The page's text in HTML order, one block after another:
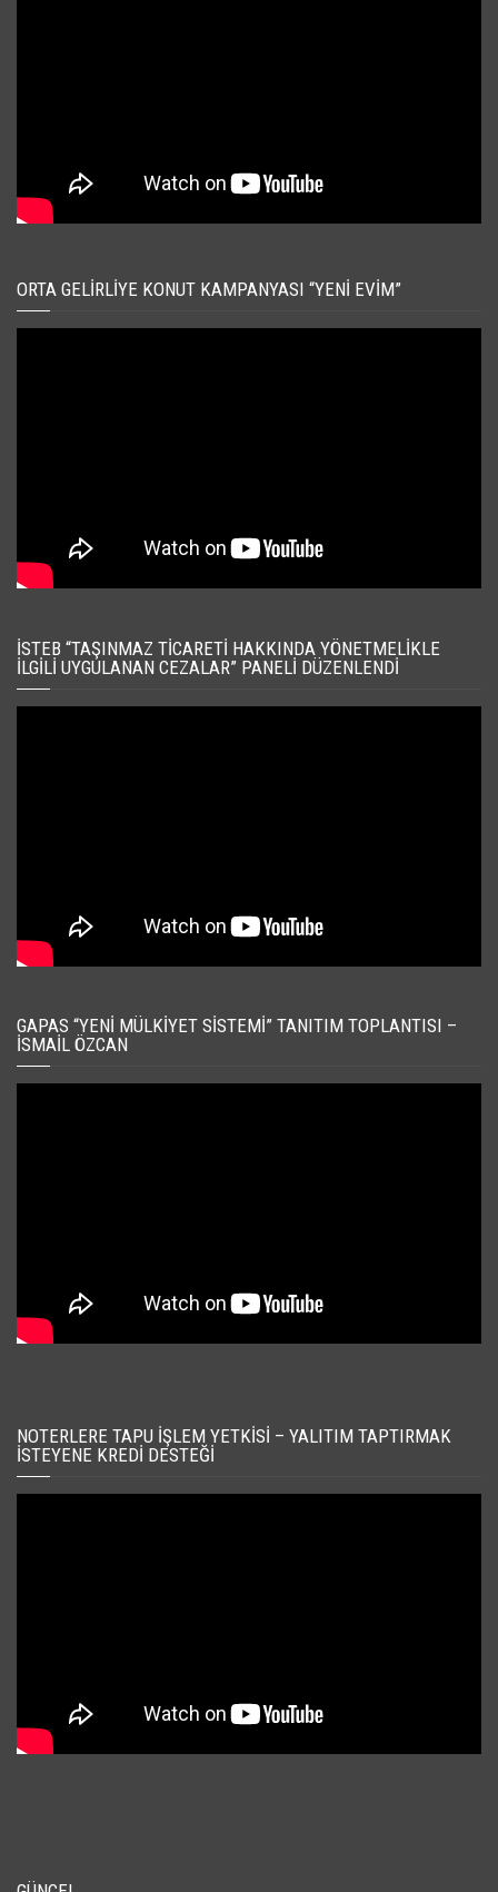
ORTA GELIRLIYE KONUT KAMPANYASI “YENI EVIM”
İSTEB “TAŞINMAZ TICARETI HAKKINDA YÖNETMELIKLE
İLGILI UYGULANAN CEZALAR” PANELI DÜZENLENDI
GAPAS “YENI MÜLKIYET SISTEMI” TANITIM TOPLANTISI –
İSMAIL ÖZCAN
NOTERLERE TAPU İŞLEM YETKISI – YALITIM TAPTIRMAK
İSTEYENE KREDI DESTEĞI